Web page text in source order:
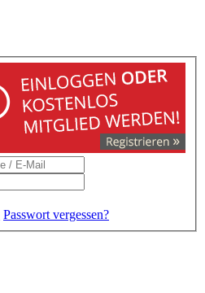
Passwort vergessen?